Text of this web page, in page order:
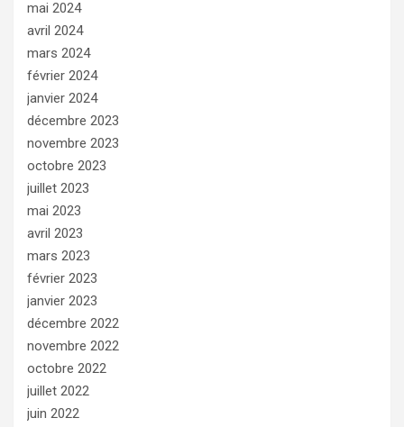
mai 2024
avril 2024
mars 2024
février 2024
janvier 2024
décembre 2023
novembre 2023
octobre 2023
juillet 2023
mai 2023
avril 2023
mars 2023
février 2023
janvier 2023
décembre 2022
novembre 2022
octobre 2022
juillet 2022
juin 2022